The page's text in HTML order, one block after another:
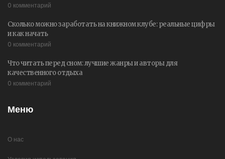
0 комментарий
Сколько можно заработать на книжном клубе: реальные цифры
и как начать
0 комментарий
Что читать перед сном: лучшие жанры и авторы для
качественного отдыха
0 комментарий
Меню
О нас